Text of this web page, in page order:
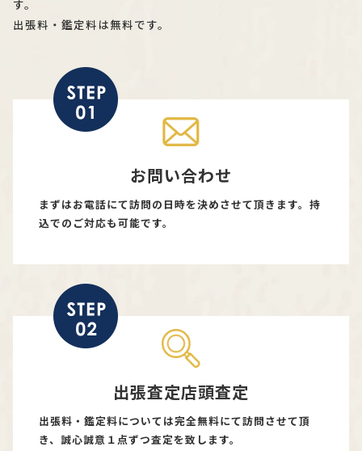
す。
出張料・鑑定料は無料です。
お問い合わせ
まずはお電話にて訪問の日時を決めさせて頂きます。持
込でのご対応も可能です。
出張査定店頭査定
出張料・鑑定料については完全無料にて訪問させて頂
き、誠心誠意１点ずつ査定を致します。